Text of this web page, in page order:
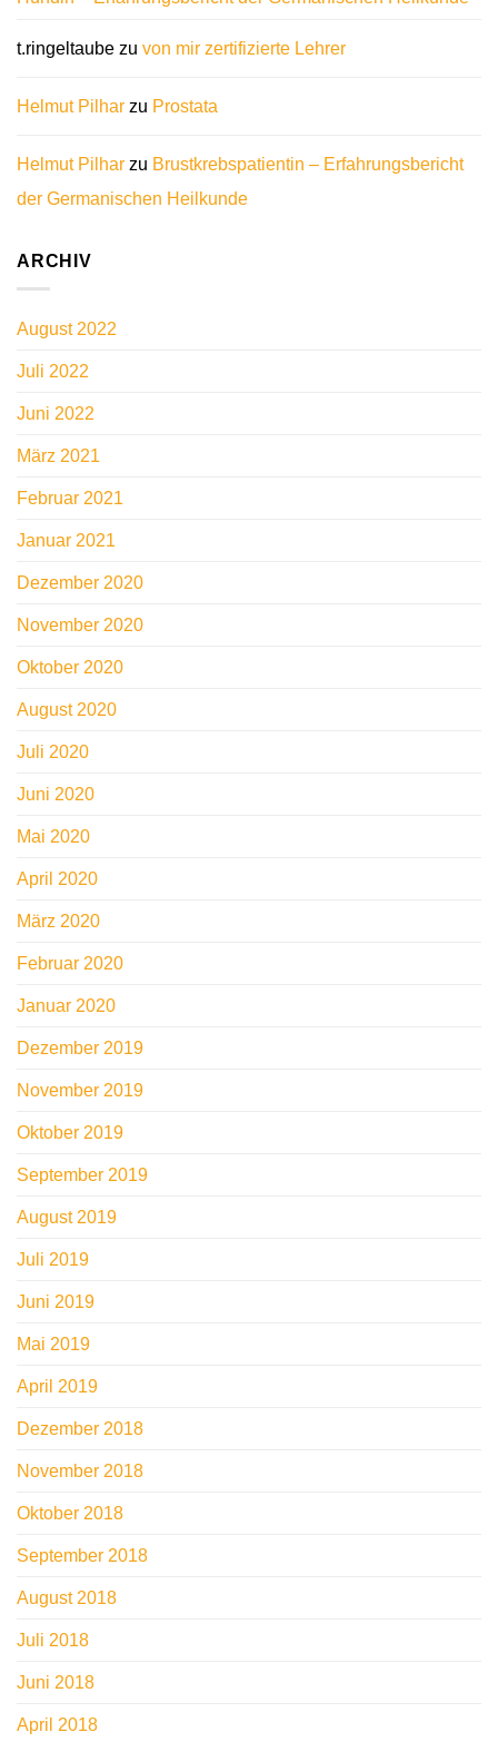
t.ringeltaube zu von mir zertifizierte Lehrer
Helmut Pilhar zu Prostata
Helmut Pilhar zu Brustkrebspatientin – Erfahrungsbericht
der Germanischen Heilkunde
ARCHIV
August 2022
Juli 2022
Juni 2022
März 2021
Februar 2021
Januar 2021
Dezember 2020
November 2020
Oktober 2020
August 2020
Juli 2020
Juni 2020
Mai 2020
April 2020
März 2020
Februar 2020
Januar 2020
Dezember 2019
November 2019
Oktober 2019
September 2019
August 2019
Juli 2019
Juni 2019
Mai 2019
April 2019
Dezember 2018
November 2018
Oktober 2018
September 2018
August 2018
Juli 2018
Juni 2018
April 2018